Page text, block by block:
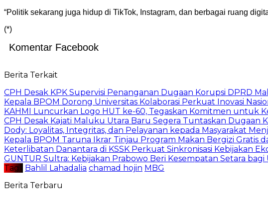
“Politik sekarang juga hidup di TikTok, Instagram, dan berbagai ruang
(*)
Komentar Facebook
Berita Terkait
CPH Desak KPK Supervisi Penanganan Dugaan Korupsi DPRD
Kepala BPOM Dorong Universitas Kolaborasi Perkuat Inovasi
KAHMI Luncurkan Logo HUT ke-60, Tegaskan Komitmen untuk
CPH Desak Kajati Maluku Utara Baru Segera Tuntaskan Dugaan
Dody: Loyalitas, Integritas, dan Pelayanan kepada Masyarakat
Kepala BPOM Taruna Ikrar Tinjau Program Makan Bergizi Gratis
Keterlibatan Danantara di KSSK Perkuat Sinkronisasi Kebijakan
GUNTUR Sultra: Kebijakan Prabowo Beri Kesempatan Setara bagi
Tag :
Bahlil Lahadalia chamad hojin MBG
Berita Terbaru